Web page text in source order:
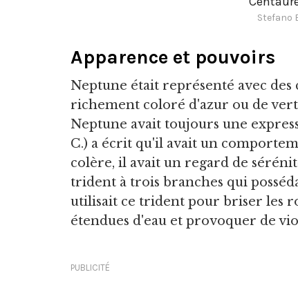
Stefano
Apparence et pouvoirs
Neptune était représenté avec
richement coloré d'azur ou de
Neptune avait toujours une
C.) a écrit qu'il avait un
colère, il avait un regard de
trident à trois branches qui
utilisait ce trident pour briser les
étendues d'eau et provoquer de
PUBLICITÉ